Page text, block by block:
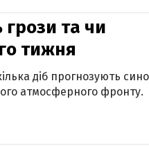
грози та чи
тижня
діб прогнозують
атмосферного фронту.